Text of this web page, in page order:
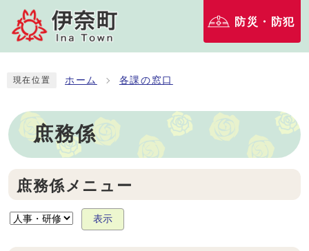
防災・防犯
現在位置 ホーム 各課の窓口
庶務係
庶務係メニュー
表示